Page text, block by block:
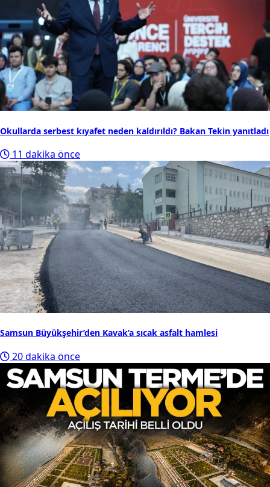
Okullarda serbest kıyafet neden kaldırıldı? Bakan Tekin yanıtladı
11 dakika önce
Samsun Büyükşehir’den Kavak’a sıcak asfalt hamlesi
20 dakika önce